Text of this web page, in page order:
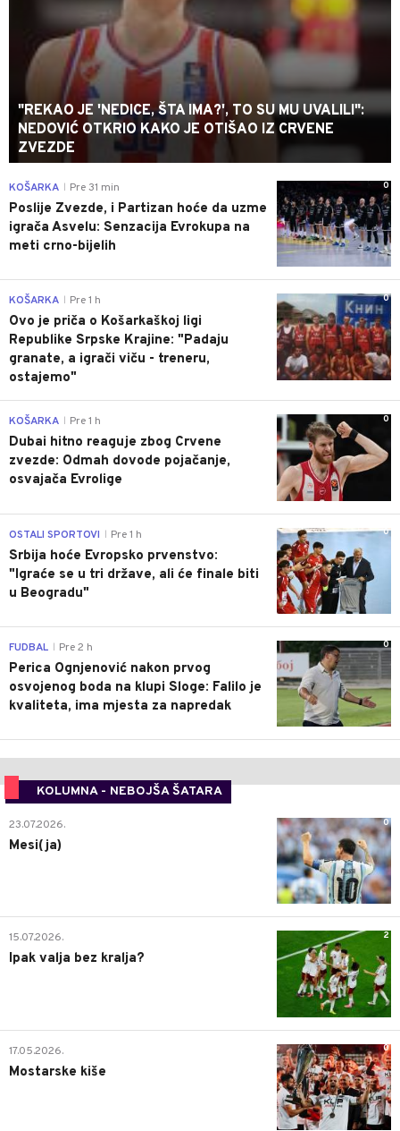
"REKAO JE 'NEDICE, ŠTA IMA?', TO SU MU UVALILI":
NEDOVIĆ OTKRIO KAKO JE OTIŠAO IZ CRVENE
ZVEZDE
0
KOŠARKA Pre 31 min
Poslije Zvezde, i Partizan hoće da uzme
igrača Asvelu: Senzacija Evrokupa na
meti crno-bijelih
0
KOŠARKA Pre 1 h
Ovo je priča o Košarkaškoj ligi
Republike Srpske Krajine: "Padaju
granate, a igrači viču - treneru,
ostajemo"
0
KOŠARKA Pre 1 h
Dubai hitno reaguje zbog Crvene
zvezde: Odmah dovode pojačanje,
osvajača Evrolige
0
OSTALI SPORTOVI Pre 1 h
Srbija hoće Evropsko prvenstvo:
"Igraće se u tri države, ali će finale biti
u Beogradu"
0
FUDBAL Pre 2 h
Perica Ognjenović nakon prvog
osvojenog boda na klupi Sloge: Falilo je
kvaliteta, ima mjesta za napredak
KOLUMNA - NEBOJŠA ŠATARA
0
23.07.2026.
Mesi(ja)
2
15.07.2026.
Ipak valja bez kralja?
0
17.05.2026.
Mostarske kiše